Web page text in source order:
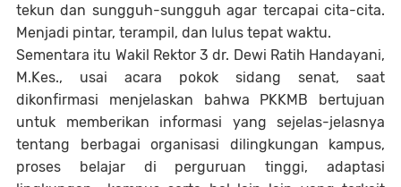
tekun dan sungguh-sungguh agar tercapai cita-cita.
Menjadi pintar, terampil, dan lulus tepat waktu.
Sementara itu Wakil Rektor 3 dr. Dewi Ratih Handayani,
M.Kes., usai acara pokok sidang senat, saat
dikonfirmasi menjelaskan bahwa PKKMB bertujuan
untuk memberikan informasi yang sejelas-jelasnya
tentang berbagai organisasi dilingkungan kampus,
proses belajar di perguruan tinggi, adaptasi